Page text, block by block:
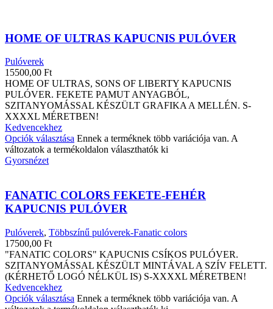
HOME OF ULTRAS KAPUCNIS PULÓVER
Pulóverek
15500,00 Ft
HOME OF ULTRAS, SONS OF LIBERTY KAPUCNIS
PULÓVER. FEKETE PAMUT ANYAGBÓL,
SZITANYOMÁSSAL KÉSZÜLT GRAFIKA A MELLÉN. S-
XXXXL MÉRETBEN!
Kedvencekhez
Opciók választása Ennek a terméknek több variációja van. A
változatok a termékoldalon választhatók ki
Gyorsnézet
FANATIC COLORS FEKETE-FEHÉR
KAPUCNIS PULÓVER
Pulóverek, Többszínű pulóverek-Fanatic colors
17500,00 Ft
"FANATIC COLORS" KAPUCNIS CSÍKOS PULÓVER.
SZITANYOMÁSSAL KÉSZÜLT MINTÁVAL A SZÍV FELETT.
(KÉRHETŐ LOGÓ NÉLKÜL IS) S-XXXXL MÉRETBEN!
Kedvencekhez
Opciók választása Ennek a terméknek több variációja van. A